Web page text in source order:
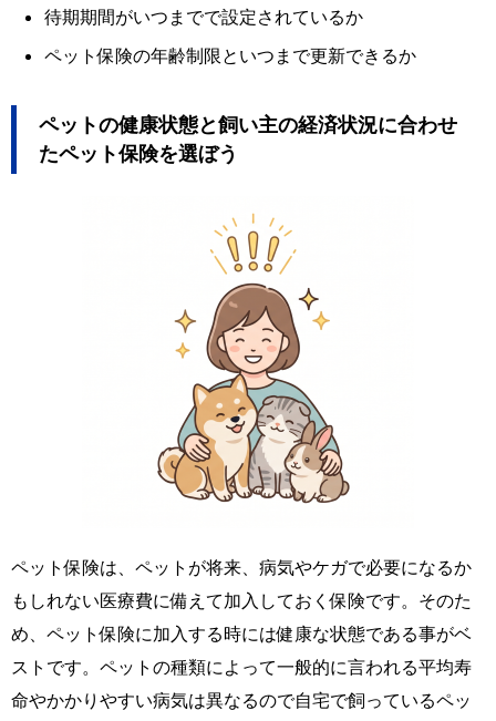
待期期間がいつまでで設定されているか
ペット保険の年齢制限といつまで更新できるか
ペットの健康状態と飼い主の経済状況に合わせ
たペット保険を選ぼう
ペット保険は、ペットが将来、病気やケガで必要になるか
もしれない医療費に備えて加入しておく保険です。そのた
め、ペット保険に加入する時には健康な状態である事がベ
ストです。ペットの種類によって一般的に言われる平均寿
命やかかりやすい病気は異なるので自宅で飼っているペッ